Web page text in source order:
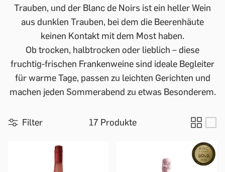
Trauben, und der Blanc de Noirs ist ein heller Wein
aus dunklen Trauben, bei dem die Beerenhäute
keinen Kontakt mit dem Most haben.
Ob trocken, halbtrocken oder lieblich – diese
fruchtig-frischen Frankenweine sind ideale Begleiter
für warme Tage, passen zu leichten Gerichten und
machen jeden Sommerabend zu etwas Besonderem.
Filter 17 Produkte